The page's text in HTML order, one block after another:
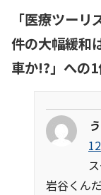
「医療ツーリ
件の大幅緩和
車か!?」への
岩谷くん